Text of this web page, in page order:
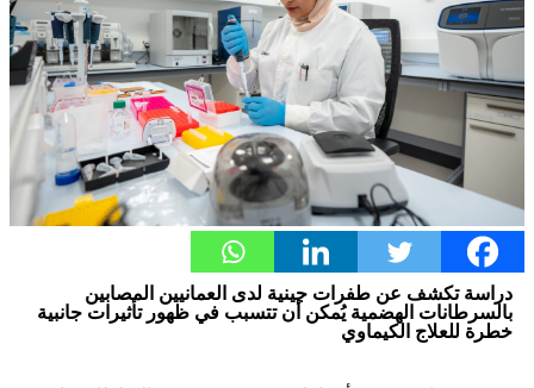
دراسة تكشف عن طفرات جينية لدى العمانيين المصابين
بالسرطانات الهضمية يُمكن أن تتسبب في ظهور تأثيرات جانبية
خطرة للعلاج الكيماوي